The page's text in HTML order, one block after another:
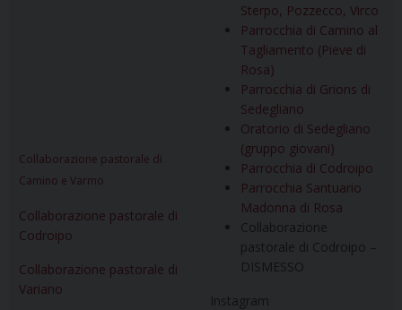
Collaborazione pastorale di
Camino e Varmo
Collaborazione pastorale di
Codroipo
Collaborazione pastorale di
Variano
Sterpo, Pozzecco, Virco
Parrocchia di Camino al
Tagliamento (Pieve di
Rosa)
Parrocchia di Grions di
Sedegliano
Oratorio di Sedegliano
(gruppo giovani)
Parrocchia di Codroipo
Parrocchia Santuario
Madonna di Rosa
Collaborazione
pastorale di Codroipo –
DISMESSO
Instagram